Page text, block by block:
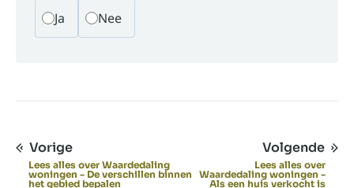
Ja Nee
Vorige
Lees alles over Waardedaling
woningen - De verschillen binnen
het gebied bepalen
Volgende
Lees alles over
Waardedaling woningen -
Als een huis verkocht is